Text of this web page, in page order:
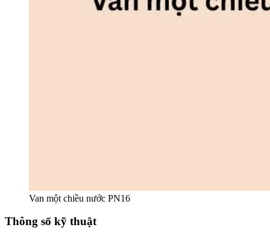
Van một chiều nước PN16
Thông số kỹ thuật